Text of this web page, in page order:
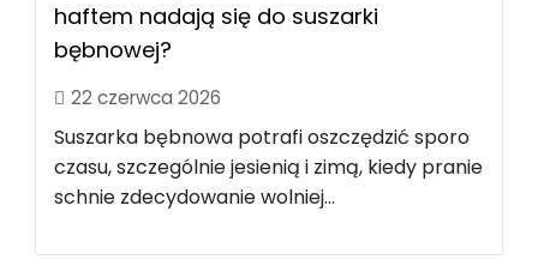
haftem nadają się do suszarki
bębnowej?
22 czerwca 2026
Suszarka bębnowa potrafi oszczędzić sporo
czasu, szczególnie jesienią i zimą, kiedy pranie
schnie zdecydowanie wolniej...